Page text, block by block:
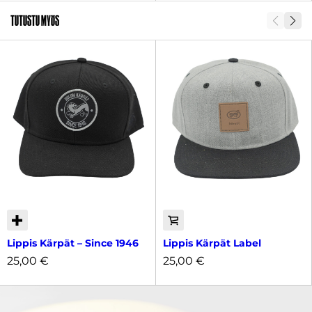
Tutustu myös
Lippis Kärpät – Since 1946
25,00 €
Lippis Kärpät Label
25,00 €